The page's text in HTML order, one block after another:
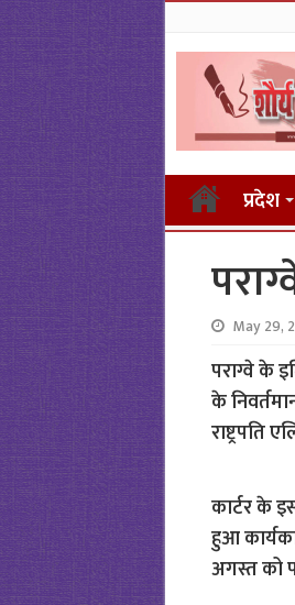
प्रदेश
May 29,
पराग्वे के
के
राष्ट्रपति
कार्टर के
हुआ
अगस्त को